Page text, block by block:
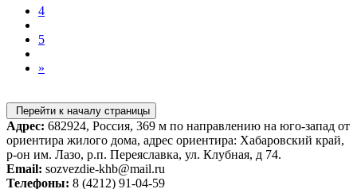
4
5
»
Перейти к началу страницы
Адрес: 682924, Россия, 369 м по направлению на юго-запад от
ориентира жилого дома, адрес ориентира: Хабаровский край,
р-он им. Лазо, р.п. Переяславка, ул. Клубная, д 74.
Email: sozvezdie-khb@mail.ru
Телефоны: 8 (4212) 91-04-59